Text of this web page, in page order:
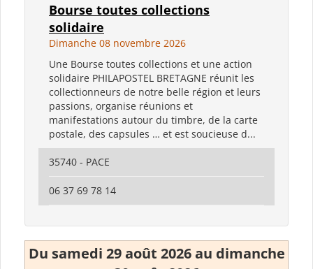
Bourse toutes collections
solidaire
Dimanche 08 novembre 2026
Une Bourse toutes collections et une action
solidaire PHILAPOSTEL BRETAGNE réunit les
collectionneurs de notre belle région et leurs
passions, organise réunions et
manifestations autour du timbre, de la carte
postale, des capsules … et est soucieuse d...
35740 - PACE
06 37 69 78 14
Du samedi 29 août 2026 au dimanche